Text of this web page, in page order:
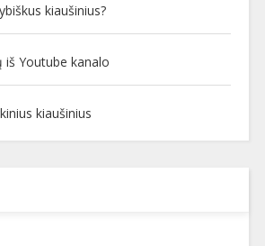
kiaušinius?
iš Youtube kanalo
kiaušinius